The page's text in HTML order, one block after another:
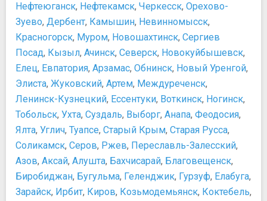
Нефтеюганск, Нефтекамск, Черкесск, Орехово-
Зуево, Дербент, Камышин, Невинномысск,
Красногорск, Муром, Новошахтинск, Сергиев
Посад, Кызыл, Ачинск, Северск, Новокуйбышевск,
Елец, Евпатория, Арзамас, Обнинск, Новый Уренгой,
Элиста, Жуковский, Артем, Междуреченск,
Ленинск-Кузнецкий, Ессентуки, Воткинск, Ногинск,
Тобольск, Ухта, Суздаль, Выборг, Анапа, Феодосия,
Ялта, Углич, Туапсе, Старый Крым, Старая Русса,
Соликамск, Серов, Ржев, Переславль-Залесский,
Азов, Аксай, Алушта, Бахчисарай, Благовещенск,
Биробиджан, Бугульма, Геленджик, Гурзуф, Елабуга,
Зарайск, Ирбит, Киров, Козьмодемьянск, Коктебель,